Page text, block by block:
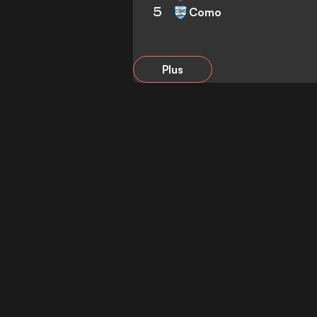
5 Como
Plus